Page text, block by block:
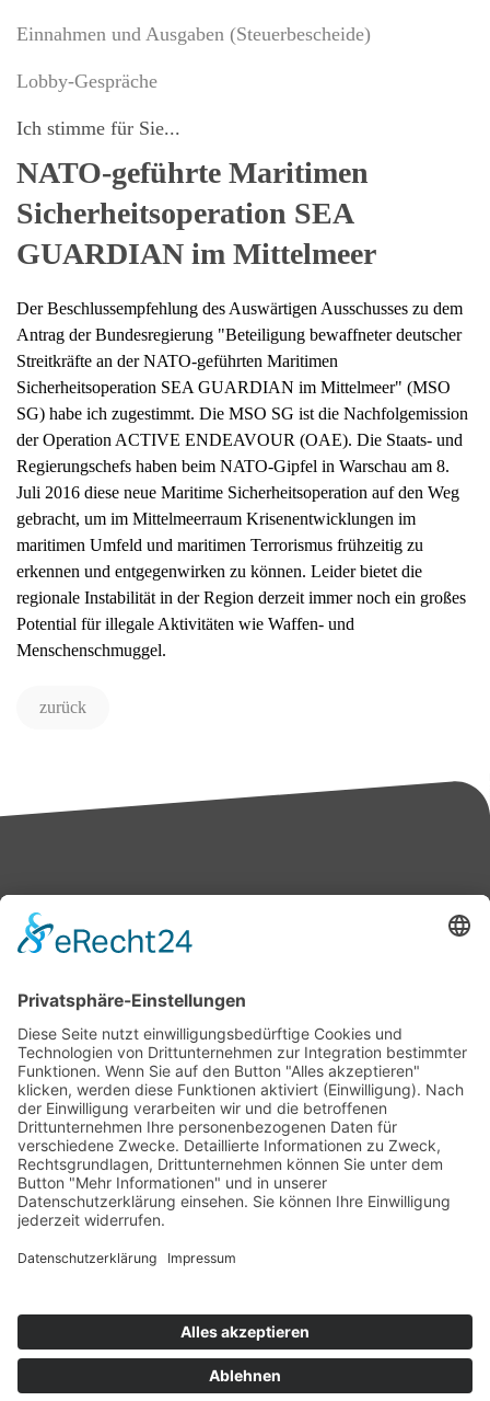
Einnahmen und Ausgaben (Steuerbescheide)
Lobby-Gespräche
Ich stimme für Sie...
NATO-geführte Maritimen
Sicherheitsoperation SEA
GUARDIAN im Mittelmeer
Der Beschlussempfehlung des Auswärtigen Ausschusses zu dem
Antrag der Bundesregierung "Beteiligung bewaffneter deutscher
Streitkräfte an der NATO-geführten Maritimen
Sicherheitsoperation SEA GUARDIAN im Mittelmeer" (MSO
SG) habe ich zugestimmt. Die MSO SG ist die Nachfolgemission
der Operation ACTIVE ENDEAVOUR (OAE). Die Staats- und
Regierungschefs haben beim NATO-Gipfel in Warschau am 8.
Juli 2016 diese neue Maritime Sicherheitsoperation auf den Weg
gebracht, um im Mittelmeerraum Krisenentwicklungen im
maritimen Umfeld und maritimen Terrorismus frühzeitig zu
erkennen und entgegenwirken zu können. Leider bietet die
regionale Instabilität in der Region derzeit immer noch ein großes
Potential für illegale Aktivitäten wie Waffen- und
Menschenschmuggel.
zurück
Mitglied des Deutschen Bundestages
Presse & Downloads
Pressemitteilungen
Pressefotos
BASis Info
Newsletter-Abo